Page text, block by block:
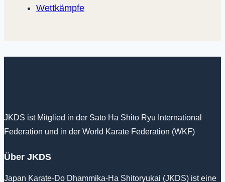
Wettkämpfe
JKDS ist Mitglied in der Sato Ha Shito Ryu International
Federation und in der World Karate Federation (WKF)
Über JKDS
Japan Karate-Do Dhammika-Ha Shitoryukai (JKDS) ist eine